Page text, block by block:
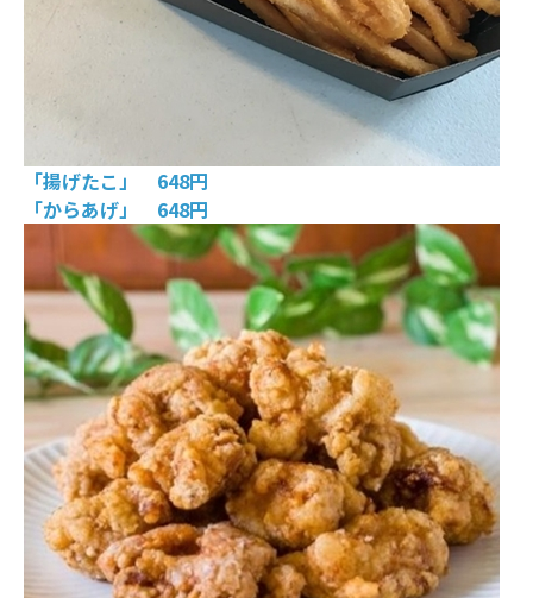
「揚げたこ」 648円
「からあげ」 648円